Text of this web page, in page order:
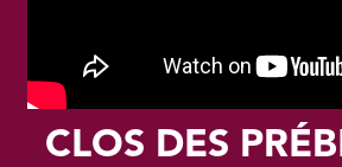
CLOS DES